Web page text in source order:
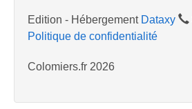
Edition - Hébergement Dataxy
Politique de confidentialité
Colomiers.fr 2026